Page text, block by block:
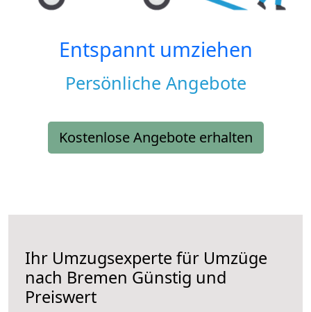
Entspannt umziehen
Persönliche Angebote
Kostenlose Angebote erhalten
Ihr Umzugsexperte für Umzüge
nach Bremen Günstig und
Preiswert